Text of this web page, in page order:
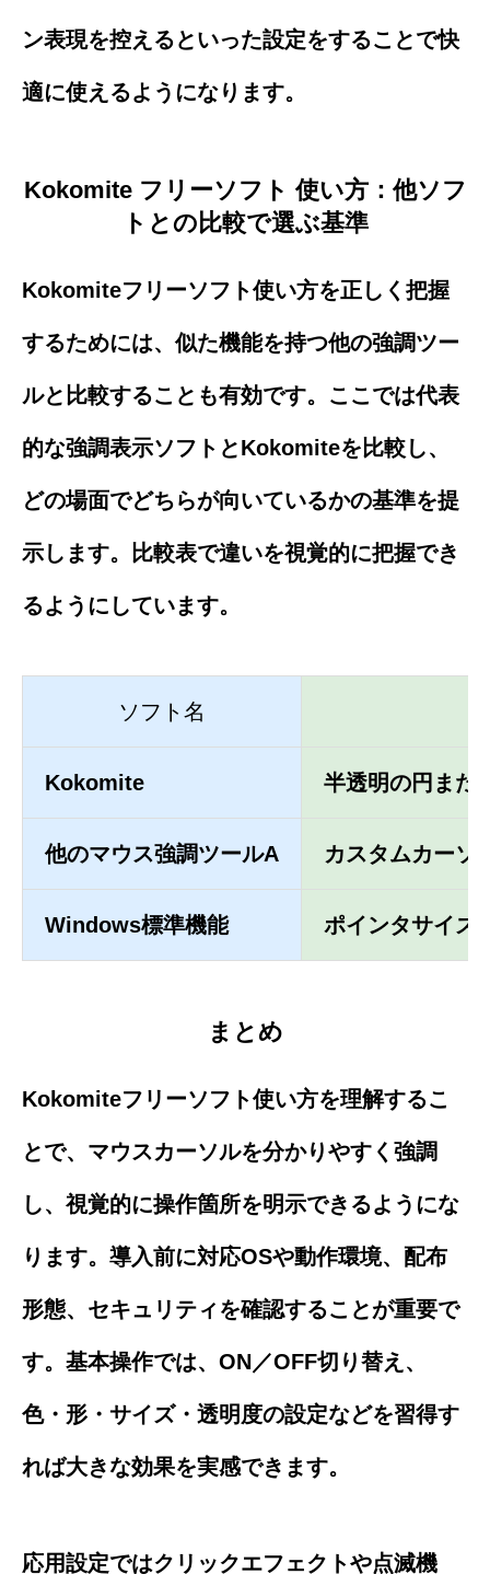
ン表現を控えるといった設定をすることで快
適に使えるようになります。
Kokomite フリーソフト 使い方：他ソフ
トとの比較で選ぶ基準
Kokomiteフリーソフト使い方を正しく把握
するためには、似た機能を持つ他の強調ツー
ルと比較することも有効です。ここでは代表
的な強調表示ソフトとKokomiteを比較し、
どの場面でどちらが向いているかの基準を提
示します。比較表で違いを視覚的に把握でき
るようにしています。
ソフト名
Kokomite 半透明の円また
他のマウス強調ツールA カスタムカーソ
Windows標準機能 ポインタサイズ
まとめ
Kokomiteフリーソフト使い方を理解するこ
とで、マウスカーソルを分かりやすく強調
し、視覚的に操作箇所を明示できるようにな
ります。導入前に対応OSや動作環境、配布
形態、セキュリティを確認することが重要で
す。基本操作では、ON／OFF切り替え、
色・形・サイズ・透明度の設定などを習得す
れば大きな効果を実感できます。
応用設定ではクリックエフェクトや点滅機